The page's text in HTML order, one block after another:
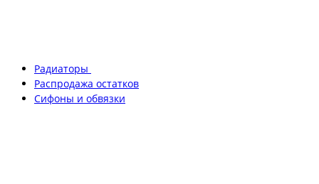
Радиаторы
Распродажа остатков
Сифоны и обвязки